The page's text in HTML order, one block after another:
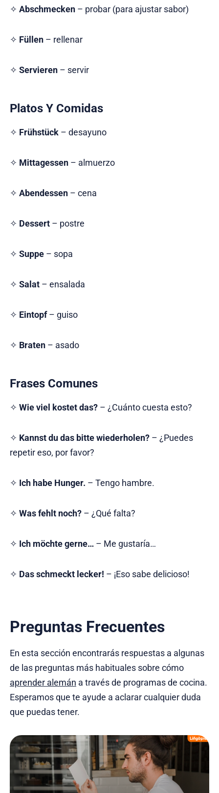
✧ Abschmecken – probar (para ajustar sabor)
✧ Füllen – rellenar
✧ Servieren – servir
Platos Y Comidas
✧ Frühstück – desayuno
✧ Mittagessen – almuerzo
✧ Abendessen – cena
✧ Dessert – postre
✧ Suppe – sopa
✧ Salat – ensalada
✧ Eintopf– guiso
✧ Braten – asado
Frases Comunes
✧ Wie viel kostet das? – ¿Cuánto cuesta esto?
✧ Kannst du das bitte wiederholen? – ¿Puedes
repetir eso, por favor?
✧ Ich habe Hunger. – Tengo hambre.
✧ Was fehlt noch? – ¿Qué falta?
✧ Ich möchte gerne… – Me gustaría…
✧ Das schmeckt lecker! – ¡Eso sabe delicioso!
Preguntas Frecuentes
En esta sección encontrarás respuestas a algunas
de las preguntas más habituales sobre cómo
aprender alemán a través de programas de cocina.
Esperamos que te ayude a aclarar cualquier duda
que puedas tener.